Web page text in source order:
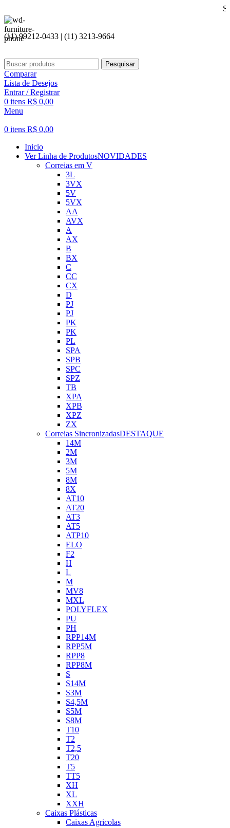
Seja bem
(11) 99212-0433 | (11) 3213-9664
Pesquisar
Comparar
Lista de Desejos
Entrar / Registrar
0 itens R$ 0,00
Menu
0 itens R$ 0,00
Inicio
Ver Linha de ProdutosNOVIDADES
Correias em V
3L
3VX
5V
5VX
AA
AVX
A
AX
B
BX
C
CC
CX
D
PJ
PJ
PK
PK
PL
SPA
SPB
SPC
SPZ
TB
XPA
XPB
XPZ
ZX
Correias SincronizadasDESTAQUE
14M
2M
3M
5M
8M
8X
AT10
AT20
AT3
AT5
ATP10
ELO
F2
H
L
M
MV8
MXL
POLYFLEX
PU
PH
RPP14M
RPP5M
RPP8
RPP8M
S
S14M
S3M
S4,5M
S5M
S8M
T10
T2
T2,5
T20
T5
TT5
XH
XL
XXH
Caixas Plásticas
Caixas Agricolas